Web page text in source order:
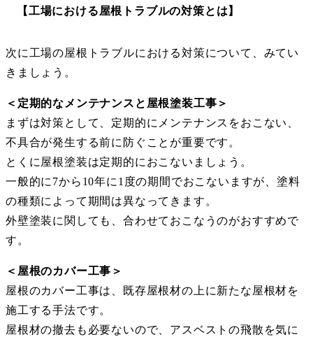
【工場における屋根トラブルの対策とは】
次に工場の屋根トラブルにおける対策について、みてい
きましょう。
＜定期的なメンテナンスと屋根塗装工事＞
まずは対策として、定期的にメンテナンスをおこない、
不具合が発生する前に防ぐことが重要です。
とくに屋根塗装は定期的におこないましょう。
一般的に7から10年に1度の期間でおこないますが、塗料
の種類によって期間は異なってきます。
外壁塗装に関しても、合わせておこなうのがおすすめで
す。
＜屋根のカバー工事＞
屋根のカバー工事は、既存屋根材の上に新たな屋根材を
施工する手法です。
屋根材の撤去も必要ないので、アスベストの飛散を気に